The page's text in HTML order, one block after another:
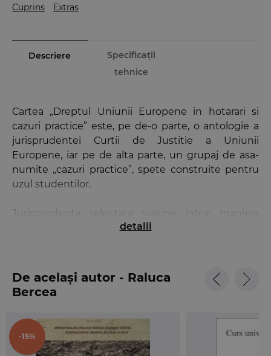
Cuprins Extras
Descriere
Specificații
tehnice
Cartea „Dreptul Uniunii Europene in hotarari si
cazuri practice” este, pe de-o parte, o antologie a
jurisprudentei Curtii de Justitie a Uniunii
Europene, iar pe de alta parte, un grupaj de asa-
numite „cazuri practice”, spete construite pentru
uzul studentilor.
Jurisprudenta selectata sustine intr-o maniera
accesibila teoria generala a sistemului juridic al
jurisprudenta Curtii.
„interpretari evolutive” ale tratatului, a Curtii de la
Strasbourg, o versiune diferita, cea a interpretarii
detalii
De același autor - Raluca
Bercea
-15%